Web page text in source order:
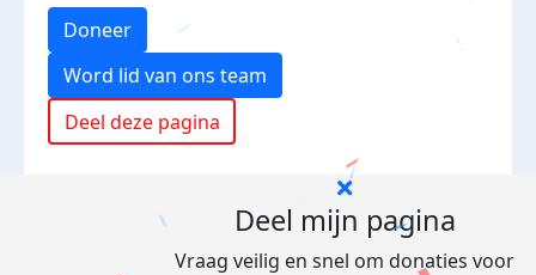
Doneer
Word lid van ons team
Deel deze pagina
Deel mijn pagina
Vraag veilig en snel om donaties voor